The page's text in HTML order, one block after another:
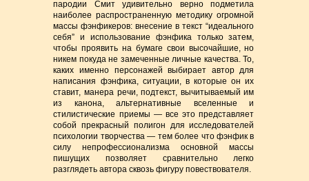
пародии Смит удивительно верно подметила
наиболее распространенную методику огромной
массы фэнфикеров: внесение в текст “идеального
себя” и использование фэнфика только затем,
чтобы проявить на бумаге свои высочайшие, но
никем покуда не замеченные личные качества. То,
каких именно персонажей выбирает автор для
написания фэнфика, ситуации, в которые он их
ставит, манера речи, подтекст, вычитываемый им
из канона, альтернативные вселенные и
стилистические приемы — все это представляет
собой прекрасный полигон для исследователей
психологии творчества — тем более что фэнфик в
силу непрофессионализма основной массы
пишущих позволяет сравнительно легко
разглядеть автора сквозь фигуру повествователя.